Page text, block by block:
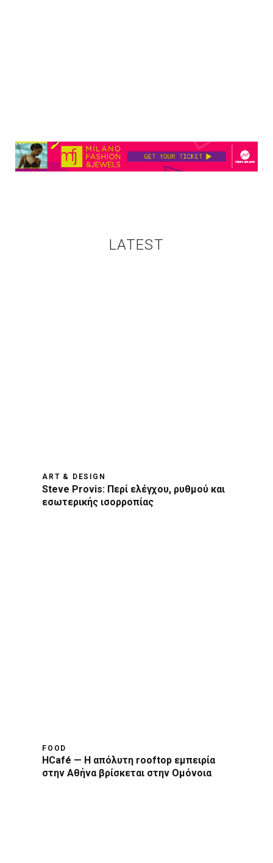
LATEST
ART & DESIGN
Steve Provis: Περί ελέγχου, ρυθμού και
εσωτερικής ισορροπίας
FOOD
HCafé — Η απόλυτη rooftop εμπειρία
στην Αθήνα βρίσκεται στην Ομόνοια